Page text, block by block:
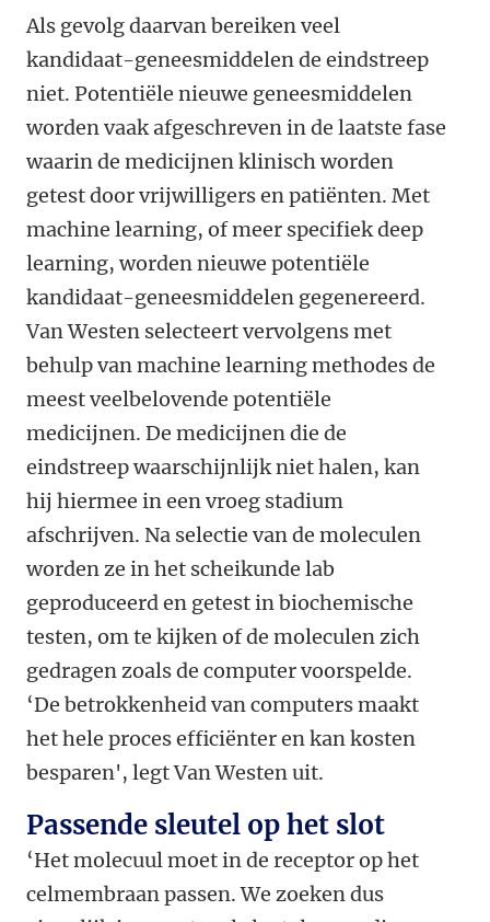
Als gevolg daarvan bereiken veel
kandidaat-geneesmiddelen de eindstreep
niet. Potentiële nieuwe geneesmiddelen
worden vaak afgeschreven in de laatste fase
waarin de medicijnen klinisch worden
getest door vrijwilligers en patiënten. Met
machine learning, of meer specifiek deep
learning, worden nieuwe potentiële
kandidaat-geneesmiddelen gegenereerd.
Van Westen selecteert vervolgens met
behulp van machine learning methodes de
meest veelbelovende potentiële
medicijnen. De medicijnen die de
eindstreep waarschijnlijk niet halen, kan
hij hiermee in een vroeg stadium
afschrijven. Na selectie van de moleculen
worden ze in het scheikunde lab
geproduceerd en getest in biochemische
testen, om te kijken of de moleculen zich
gedragen zoals de computer voorspelde.
‘De betrokkenheid van computers maakt
het hele proces efficiënter en kan kosten
besparen', legt Van Westen uit.
Passende sleutel op het slot
‘Het molecuul moet in de receptor op het
celmembraan passen. We zoeken dus